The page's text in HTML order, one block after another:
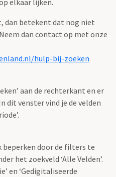
dan betekent dat nog niet
dan contact op met onze
hulp-bij-zoeken
aan de rechterkant en er
dit venster vind je de velden
door de filters te
het zoekveld ‘Alle Velden’.
en ‘Gedigitaliseerde